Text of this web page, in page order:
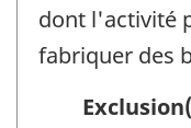
dont l'activité
fabriquer des